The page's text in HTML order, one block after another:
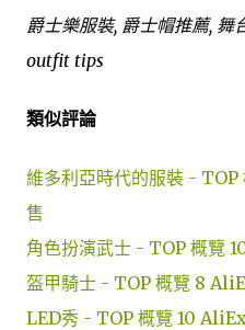
爵士樂服裝, 爵士帽推薦, 舞
outfit tips
類似評論
維多利亞時代的服裝 -
售
角色扮演武士 - TOP 概覽
盔甲騎士 - TOP 概覽 8
LED秀 - TOP 概覽 10